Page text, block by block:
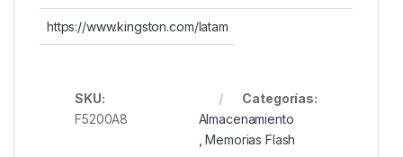
https://www.kingston.com/latam
SKU:
F5200A8
Categorías:
Almacenamiento
,Memorias Flash